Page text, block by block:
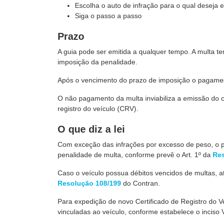
Escolha o auto de infração para o qual deseja
Siga o passo a passo
Prazo
A guia pode ser emitida a qualquer tempo. A multa
imposição da penalidade.
Após o vencimento do prazo de imposição o
O não pagamento da multa inviabiliza a emissão
registro do veículo (CRV).
O que diz a lei
Com exceção das infrações por excesso de peso,
penalidade de multa, conforme prevê o Art. 1º da
Caso o veículo possua débitos vencidos de multas,
Resolução 108/199 do Contran.
Para expedição de novo Certificado de Registro do
vinculadas ao veículo, conforme estabelece o inciso